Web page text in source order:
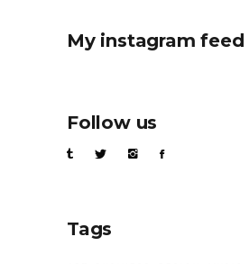
My instagram feed
Follow us
Tags